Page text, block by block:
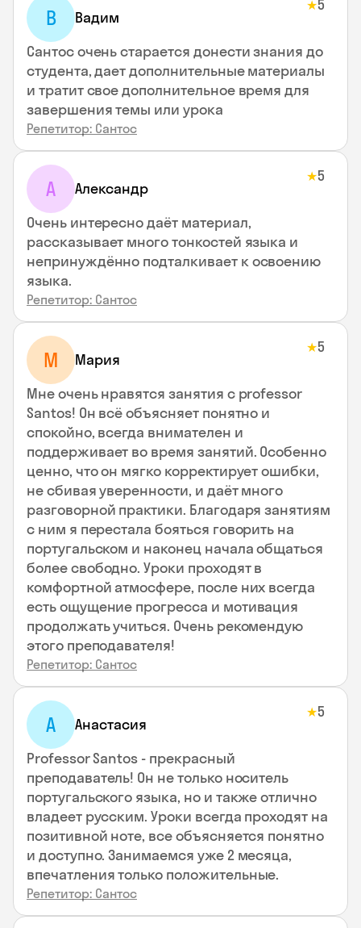
В Вадим
★5
Сантос очень старается донести знания до
студента, дает дополнительные материалы
и тратит свое дополнительное время для
завершения темы или урока
Репетитор: Сантос
А Александр
★5
Очень интересно даёт материал,
рассказывает много тонкостей языка и
непринуждённо подталкивает к освоению
языка.
Репетитор: Сантос
М Мария
★5
Мне очень нравятся занятия с professor
Santos! Он всё объясняет понятно и
спокойно, всегда внимателен и
поддерживает во время занятий. Особенно
ценно, что он мягко корректирует ошибки,
не сбивая уверенности, и даёт много
разговорной практики. Благодаря занятиям
с ним я перестала бояться говорить на
португальском и наконец начала общаться
более свободно. Уроки проходят в
комфортной атмосфере, после них всегда
есть ощущение прогресса и мотивация
продолжать учиться. Очень рекомендую
этого преподавателя!
Репетитор: Сантос
А Анастасия
★5
Professor Santos - прекрасный
преподаватель! Он не только носитель
португальского языка, но и также отлично
владеет русским. Уроки всегда проходят на
позитивной ноте, все объясняется понятно
и доступно. Занимаемся уже 2 месяца,
впечатления только положительные.
Репетитор: Сантос